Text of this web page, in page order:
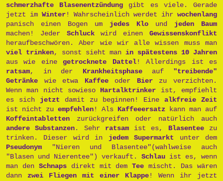
schmerzhafte Blasenentzündung gibt es viele. Gerade
jetzt im Winter! Wahrscheinlich werdet ihr wochenlang
panisch einen Bogen um jedes Klo und jeden Baum
machen! Jeder Schluckwird einenGewissenskonflikt
heraufbeschwören. Aber wie wir alle wissen muss man
viel trinken, sonst sieht man in spätestens 10 Jahren
aus wie einegetrocknete Dattel! Allerdings ist es
ratsam, in der Krankheitsphaseauf "treibende"
Getränke wie etwa Kaffeeoder Bierzu verzichten.
Wenn man nicht sowieso Hartalktrinker ist, empfiehlt
es sich jetzt damit zu beginnen! Eine alkfreie Zeit
ist nicht zu empfehlen! Als Kaffeeersatz kann man auf
Koffeintabletten zurückgreifen oder natürlich auch
andere Substanzen. Sehr ratsamist es, Blasenteezu
trinken. Dieser wird in jedem Supermarkt unter dem
Pseudonym "Nieren und Blasentee"(wahlweise auch
"Blasen und Nierentee") verkauft. Schlau ist es, wenn
man den Schnapsdirekt mit demTee mischt. Das wären
dann zwei Fliegen mit einer Klappe! Wenn ihr jetzt